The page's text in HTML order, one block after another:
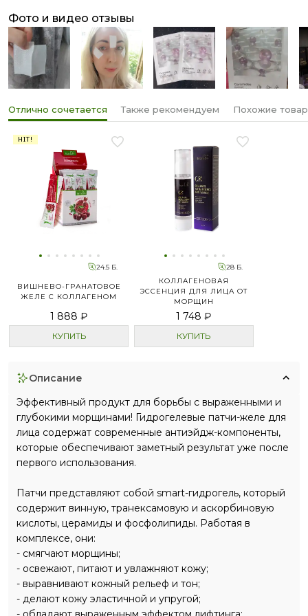
фото и видео отзывы
Отлично сочетается Также рекомендуем Похожие
HIT!
24.5 Б.
ВИШНЕВО-ГРАНАТОВОЕ
ЖЕЛЕ С КОЛЛАГЕНОМ
1 888 ₽
КУПИТЬ
28 Б.
КОЛЛАГЕНОВАЯ
ЭССЕНЦИЯ ДЛЯ ЛИЦА ОТ
МОРЩИН
1 748 ₽
КУПИТЬ
описание
Эффективный продукт для борьбы с выраженными и
глубокими морщинами! Гидрогелевые патчи-желе для
лица содержат современные антиэйдж-компоненты,
которые обеспечивают заметный результат уже после
первого использования.
Патчи представляют собой smart-гидрогель, который
содержит винную, транексамовую и аскорбиновую
кислоты, церамиды и фосфолипиды. Работая в
комплексе, они:
- смягчают морщины;
- освежают, питают и увлажняют кожу;
- выравнивают кожный рельеф и тон;
- делают кожу эластичной и упругой;